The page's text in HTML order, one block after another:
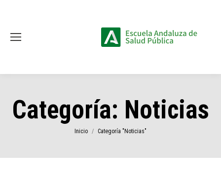
Categoría: Noticias
Estás aquí:
Inicio Categoría "Noticias"